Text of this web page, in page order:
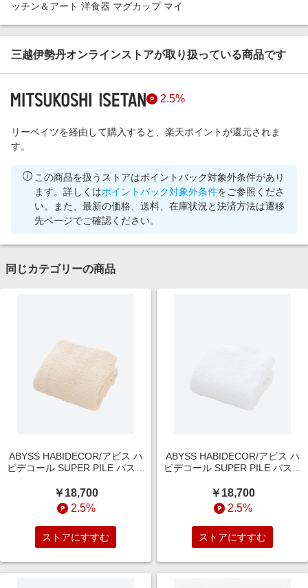
ッチン＆アート 洋食器 マグカップ マイ
三越伊勢丹オンラインストアが取り扱っている商品です
2.5%
リーベイツを経由して購入すると、楽天ポイントが還元されま
す。
この商品を扱うストアはポイントバック対象外条件があり
ます。詳しくはポイントバック対象外条件をご参照くださ
い。また、最新の価格、送料、在庫状況と決済方法は遷移
先ページでご確認ください。
同じカテゴリーの商品
ABYSS HABIDECOR/アビス ハ
ビデコール SUPER PILE バスタ
丹/公式】
￥18,700
2.5%
ストアにすすむ
ABYSS HABIDECOR/アビス ハ
ビデコール SUPER PILE バスタ
丹/公式】
￥18,700
2.5%
ストアにすすむ